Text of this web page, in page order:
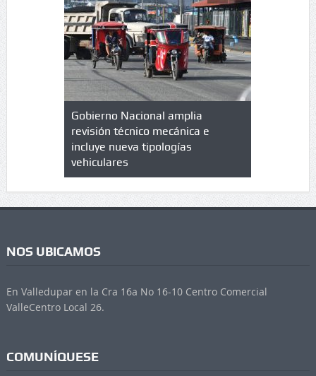
Gobierno Nacional amplia
revisión técnico mecánica e
incluye nueva tipologías
vehiculares
cuáles
NOS UBICAMOS
En Valledupar en la Cra 16a No 16-10 Centro Comercial
ValleCentro Local 26.
COMUNÍQUESE